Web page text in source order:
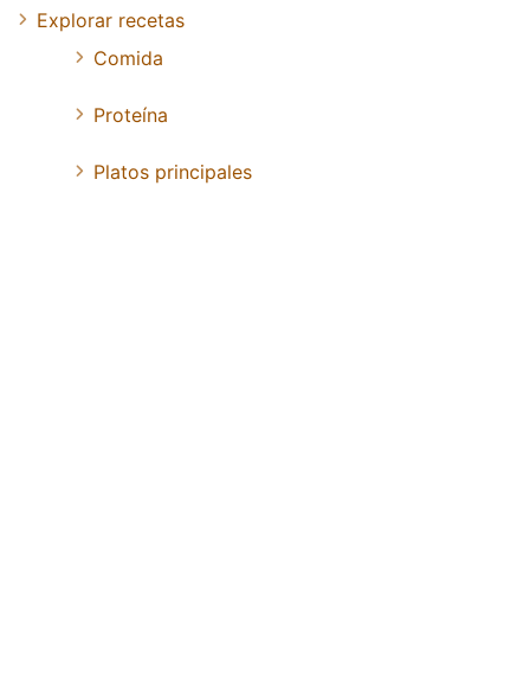
Explorar recetas
Comida
Proteína
Platos principales